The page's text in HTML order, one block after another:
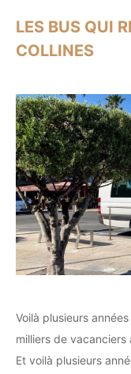
LES BUS QUI
COLLINES
Voilà plusieurs
milliers de vacanciers
Et voilà plusieurs